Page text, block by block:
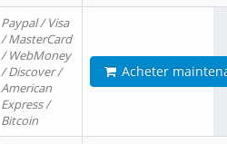
Paypal / Visa
/ MasterCard
/ WebMoney
/ Discover /
American
Express /
Bitcoin
Acheter